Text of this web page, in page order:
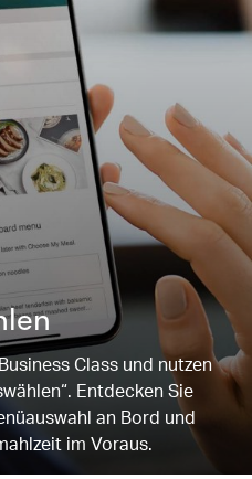
Class und nutzen
Entdecken Sie
an Bord und
im Voraus.